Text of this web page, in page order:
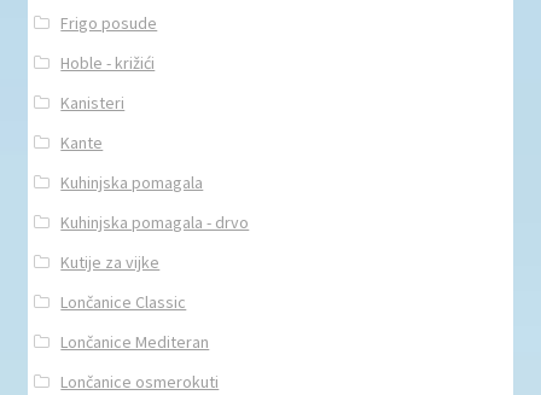
Frigo posude
Hoble - križići
Kanisteri
Kante
Kuhinjska pomagala
Kuhinjska pomagala - drvo
Kutije za vijke
Lončanice Classic
Lončanice Mediteran
Lončanice osmerokuti